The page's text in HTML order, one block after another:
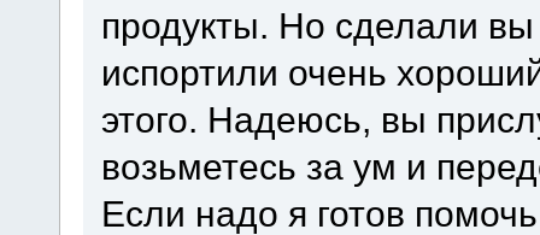
продукты. Но сделали
испортили очень
этого. Надеюсь, вы
возьметесь за ум и
Если надо я готов